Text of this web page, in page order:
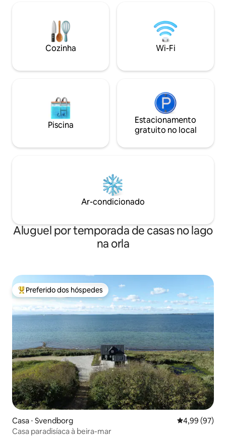
(também pode ser alugado mediante
por kWh (0,5 EUR) - Água por m3 (10
com trilhas e
Muitas rotas de
estão nas
E45, o lugar é
Vendsyssel.
Cozinha Wi-Fi
Piscina
Estacionamento
gratuito no local
Ar-condicionado
Aluguel por temporada de casas no lago
na orla
Entre os melhores preferidos dos hóspedes
Preferido dos hóspedes
Casa ⋅ Svendborg 4,99 de uma
4,99 (97)
Casa paradisíaca à beira-mar